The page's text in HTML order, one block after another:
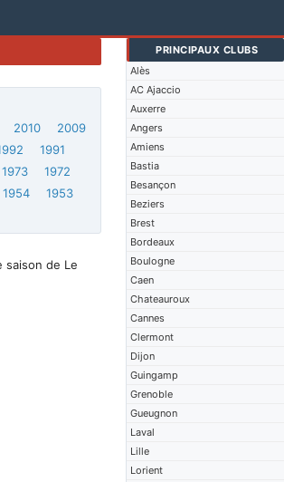
PRINCIPAUX CLUBS
Alès
AC Ajaccio
Auxerre
Angers
Amiens
Bastia
Besançon
Beziers
Brest
Bordeaux
Boulogne
Caen
Chateauroux
Cannes
Clermont
Dijon
Guingamp
Grenoble
Gueugnon
Laval
Lille
Lorient
2010
2009
1991
1973
1972
1954
1953
saison de Le